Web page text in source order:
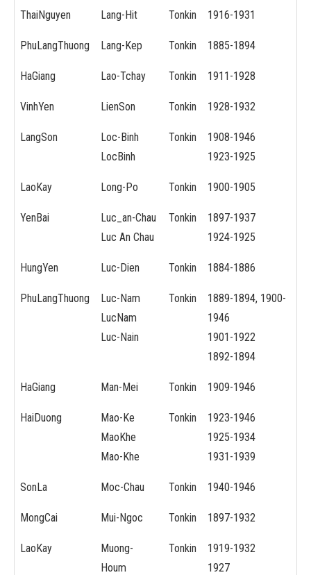
ThaiNguyen Lang-Hit Tonkin 1916-1931
PhuLangThuong Lang-Kep Tonkin 1885-1894
HaGiang Lao-Tchay Tonkin 1911-1928
VinhYen LienSon Tonkin 1928-1932
LangSon
Loc-Binh
LocBinh
Tonkin
1908-1946
1923-1925
LaoKay Long-Po Tonkin 1900-1905
YenBai
Luc_an-Chau
Luc An Chau
Tonkin
1897-1937
1924-1925
HungYen Luc-Dien Tonkin 1884-1886
PhuLangThuong
Luc-Nam
LucNam
Luc-Nain
Tonkin
1889-1894, 1900-
1946
1901-1922
1892-1894
HaGiang Man-Mei Tonkin 1909-1946
HaiDuong
Mao-Ke
MaoKhe
Mao-Khe
Tonkin
1923-1946
1925-1934
1931-1939
SonLa Moc-Chau Tonkin 1940-1946
MongCai Mui-Ngoc Tonkin 1897-1932
LaoKay
Muong-
Houm
Tonkin
1919-1932
1927